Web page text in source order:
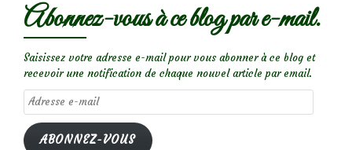
Abonnez-vous à ce blog par e-mail.
Saisissez votre adresse e-mail pour vous abonner à ce blog et
recevoir une notification de chaque nouvel article par email.
Adresse
e-
mail
ABONNEZ-VOUS